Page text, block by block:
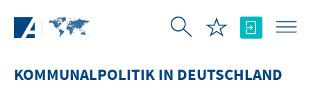
KOMMUNALPOLITIK IN DEUTSCHLAND